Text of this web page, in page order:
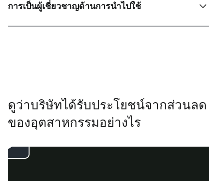
การเป็นผู้เชี่ยวชาญด้านการนําไปใช้
ดูว่าบริษัทได้รับประโยชน์จากส่วนลด
ของอุตสาหกรรมอย่างไร